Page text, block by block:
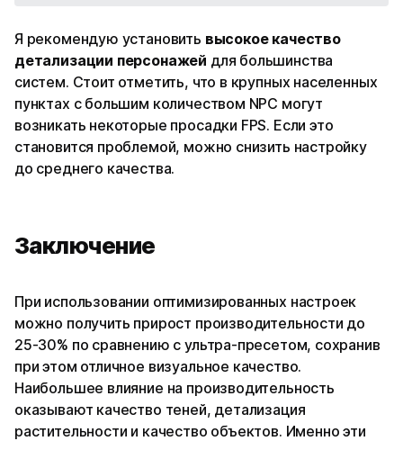
Я рекомендую установить высокое качество
детализации персонажей для большинства
систем. Стоит отметить, что в крупных населенных
пунктах с большим количеством NPC могут
возникать некоторые просадки FPS. Если это
становится проблемой, можно снизить настройку
до среднего качества.
Заключение
При использовании оптимизированных настроек
можно получить прирост производительности до
25-30% по сравнению с ультра-пресетом, сохранив
при этом отличное визуальное качество.
Наибольшее влияние на производительность
оказывают качество теней, детализация
растительности и качество объектов. Именно эти